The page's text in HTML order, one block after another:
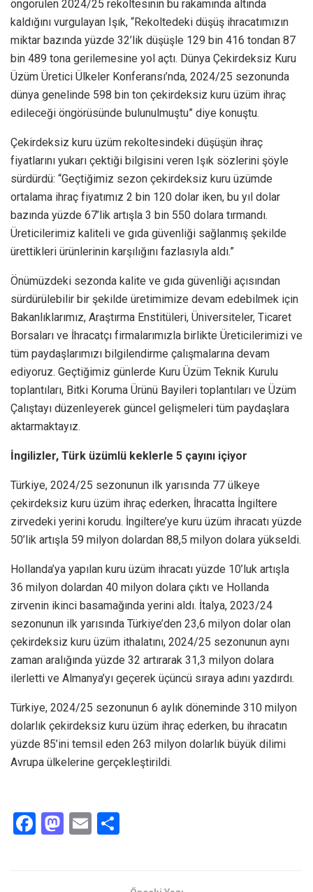
öngörülen 2024/25 rekoltesinin bu rakamında altında
kaldığını vurgulayan Işık, “Rekoltedeki düşüş ihracatımızın
miktar bazında yüzde 32’lik düşüşle 129 bin 416 tondan 87
bin 489 tona gerilemesine yol açtı. Dünya Çekirdeksiz Kuru
Üzüm Üretici Ülkeler Konferansı’nda, 2024/25 sezonunda
dünya genelinde 598 bin ton çekirdeksiz kuru üzüm ihraç
edileceği öngörüsünde bulunulmuştu” diye konuştu.
Çekirdeksiz kuru üzüm rekoltesindeki düşüşün ihraç
fiyatlarını yukarı çektiği bilgisini veren Işık sözlerini şöyle
sürdürdü: “Geçtiğimiz sezon çekirdeksiz kuru üzümde
ortalama ihraç fiyatımız 2 bin 120 dolar iken, bu yıl dolar
bazında yüzde 67’lik artışla 3 bin 550 dolara tırmandı.
Üreticilerimiz kaliteli ve gıda güvenliği sağlanmış şekilde
ürettikleri ürünlerinin karşılığını fazlasıyla aldı.”
Önümüzdeki sezonda kalite ve gıda güvenliği açısından
sürdürülebilir bir şekilde üretimimize devam edebilmek için
Bakanlıklarımız, Araştırma Enstitüleri, Üniversiteler, Ticaret
Borsaları ve İhracatçı firmalarımızla birlikte Üreticilerimizi ve
tüm paydaşlarımızı bilgilendirme çalışmalarına devam
ediyoruz. Geçtiğimiz günlerde Kuru Üzüm Teknik Kurulu
toplantıları, Bitki Koruma Ürünü Bayileri toplantıları ve Üzüm
Çalıştayı düzenleyerek güncel gelişmeleri tüm paydaşlara
aktarmaktayız.
İngilizler, Türk üzümlü keklerle 5 çayını içiyor
Türkiye, 2024/25 sezonunun ilk yarısında 77 ülkeye
çekirdeksiz kuru üzüm ihraç ederken, İhracatta İngiltere
zirvedeki yerini korudu. İngiltere’ye kuru üzüm ihracatı yüzde
50’lik artışla 59 milyon dolardan 88,5 milyon dolara yükseldi.
Hollanda’ya yapılan kuru üzüm ihracatı yüzde 10’luk artışla
36 milyon dolardan 40 milyon dolara çıktı ve Hollanda
zirvenin ikinci basamağında yerini aldı. İtalya, 2023/24
sezonunun ilk yarısında Türkiye’den 23,6 milyon dolar olan
çekirdeksiz kuru üzüm ithalatını, 2024/25 sezonunun aynı
zaman aralığında yüzde 32 artırarak 31,3 milyon dolara
ilerletti ve Almanya’yı geçerek üçüncü sıraya adını yazdırdı.
Türkiye, 2024/25 sezonunun 6 aylık döneminde 310 milyon
dolarlık çekirdeksiz kuru üzüm ihraç ederken, bu ihracatın
yüzde 85’ini temsil eden 263 milyon dolarlık büyük dilimi
Avrupa ülkelerine gerçekleştirildi.
F
M E